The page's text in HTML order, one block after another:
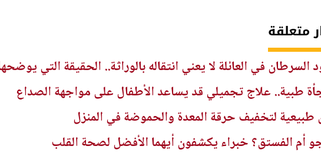
متعلقة
السرطان في العائلة لا يعني انتقاله بالوراثة.. الحقيقة التي
طبية.. علاج تجميلي قد يساعد الأطفال على مواجهة الصداع
لتخفيف حرقة المعدة والحموضة في المنزل
أم الفستق؟ خبراء يكشفون أيهما الأفضل لصحة القلب